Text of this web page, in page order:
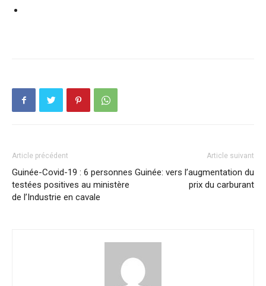
Article précédent
Guinée-Covid-19 : 6 personnes
testées positives au ministère
de l’Industrie en cavale
Article suivant
Guinée: vers l’augmentation du
prix du carburant